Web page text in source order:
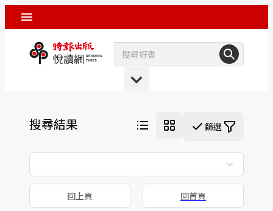
搜尋結果 篩選
回上頁 回首頁